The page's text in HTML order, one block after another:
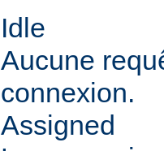
Idle
Aucune
connexion.
Assigned